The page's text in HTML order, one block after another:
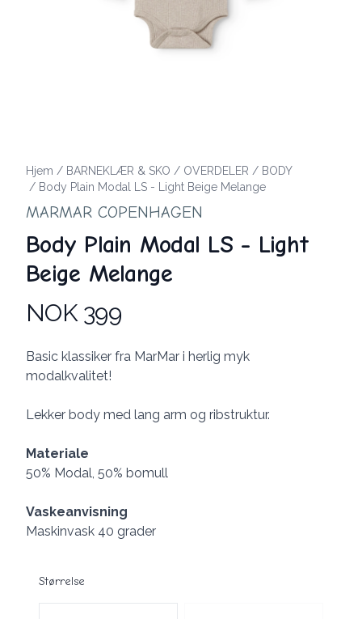
Hjem / BARNEKLÆR & SKO / OVERDELER / BODY
/ Body Plain Modal LS - Light Beige Melange
MARMAR COPENHAGEN
Body Plain Modal LS - Light
Beige Melange
Produktdetaljer
NOK 399
Description
Basic klassiker fra MarMar i herlig myk
modalkvalitet!
Lekker body med lang arm og ribstruktur.
Materiale
50% Modal, 50% bomull
Vaskeanvisning
Maskinvask 40 grader
Størrelse
Velg en Størrelse